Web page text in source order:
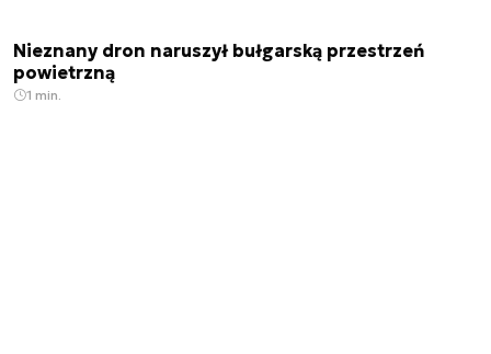
Nieznany dron naruszył bułgarską przestrzeń
powietrzną
1 min.